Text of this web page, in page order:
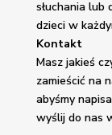
słuchania lub
dzieci w
Kontakt
Masz jakieś
zamieścić na
abyśmy
wyślij do nas